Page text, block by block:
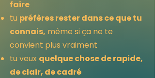
faire
tu préfères rester dans ce que tu
connais, même si ça ne te
convient plus vraiment
tu veux quelque chose de rapide,
de clair, de cadré